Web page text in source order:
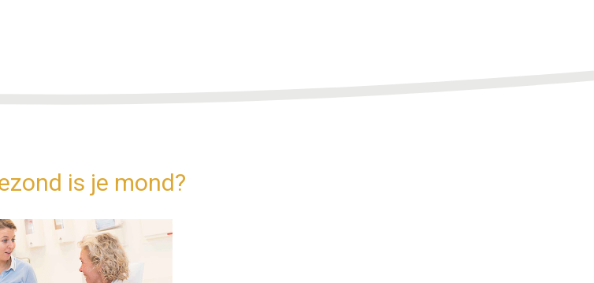
is je mond?